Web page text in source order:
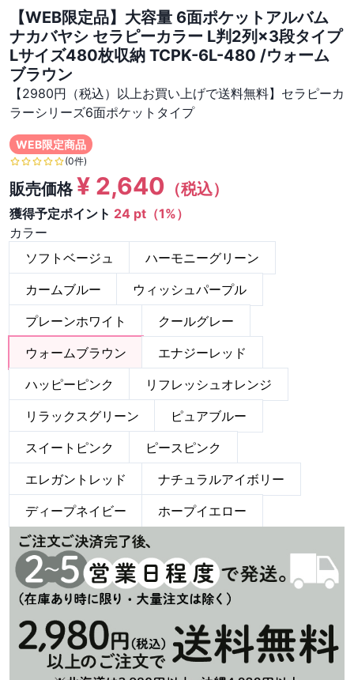
【WEB限定品】大容量 6面ポケットアルバム
ナカバヤシ セラピーカラー L判2列×3段タイプ
Lサイズ480枚収納 TCPK-6L-480 /ウォーム
ブラウン
【2980円（税込）以上お買い上げで送料無料】セラピーカ
ラーシリーズ6面ポケットタイプ
WEB限定商品
(0件)
販売価格¥ 2,640 （税込）
獲得予定ポイント 24 pt（1%）
カラー
ソフトベージュ
ハーモニーグリーン
カームブルー
ウィッシュパープル
プレーンホワイト
クールグレー
ウォームブラウン
エナジーレッド
ハッピーピンク
リフレッシュオレンジ
リラックスグリーン
ピュアブルー
スイートピンク
ピースピンク
エレガントレッド
ナチュラルアイボリー
ディープネイビー
ホープイエロー